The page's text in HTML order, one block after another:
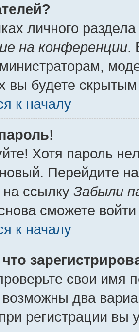
личного
на конференции.
вы будете
к началу
Хотя пароль
Перейдите
ссылку Забыли
сможете
к началу
свои имя
два
регистрации вы